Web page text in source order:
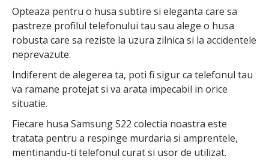
Opteaza pentru o husa subtire si eleganta care sa
pastreze profilul telefonului tau sau alege o husa
robusta care sa reziste la uzura zilnica si la accidentele
neprevazute.
Indiferent de alegerea ta, poti fi sigur ca telefonul tau
va ramane protejat si va arata impecabil in orice
situatie.
Fiecare husa Samsung S22 colectia noastra este
tratata pentru a respinge murdaria si amprentele,
mentinandu-ti telefonul curat si usor de utilizat.